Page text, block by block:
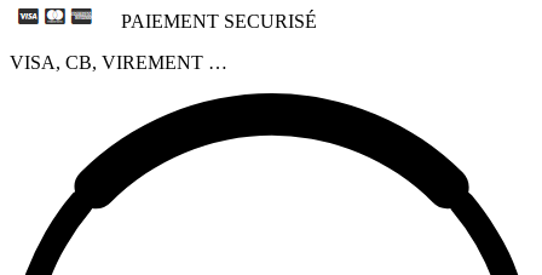
PAIEMENT SECURISÉ
VISA, CB, VIREMENT …